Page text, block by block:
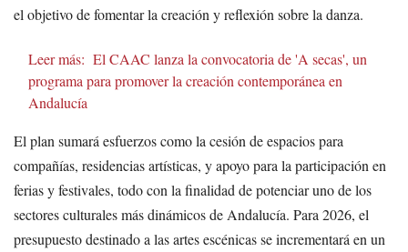
el objetivo de fomentar la creación y reflexión sobre la danza.
Leer más: El CAAC lanza la convocatoria de 'A secas', un
programa para promover la creación contemporánea en
Andalucía
El plan sumará esfuerzos como la cesión de espacios para
compañías, residencias artísticas, y apoyo para la participación en
ferias y festivales, todo con la finalidad de potenciar uno de los
sectores culturales más dinámicos de Andalucía. Para 2026, el
presupuesto destinado a las artes escénicas se incrementará en un